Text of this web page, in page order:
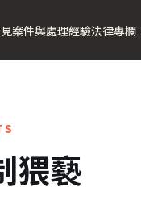
案件與處理經驗法律專欄
猥褻